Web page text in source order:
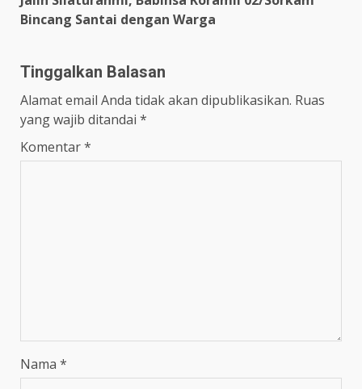
Bincang Santai dengan Warga
Tinggalkan Balasan
Alamat email Anda tidak akan dipublikasikan. Ruas
yang wajib ditandai *
Komentar*
Nama *